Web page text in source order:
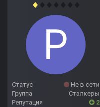
Статус
Не в сети
Группа
Сталкеры
Репутация
2